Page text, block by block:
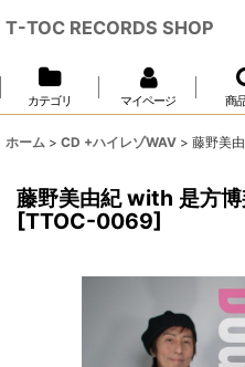
T-TOC RECORDS SHOP
カテゴリ マイページ 商
ホーム > CD +ハイレゾWAV > 藤野美
藤野美由紀 with 是方博
[TTOC-0069]